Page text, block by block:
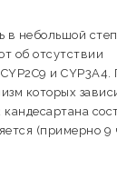
в небольшой
об отсутствии
и CYP3A4.
которых
кандесартана
(примерно 9